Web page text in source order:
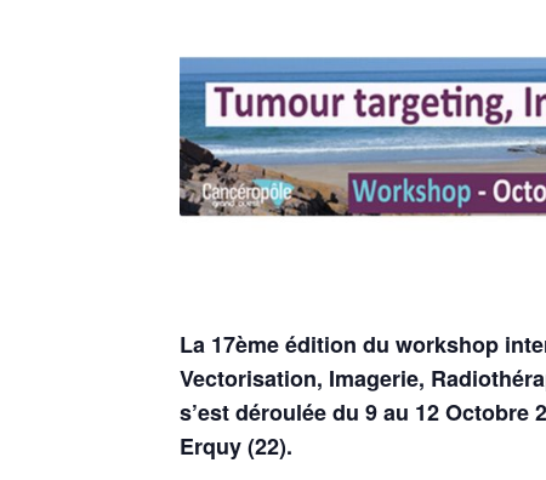
La 17ème édition du workshop
Vectorisation, Imagerie,
s’est déroulée du 9 au 12 Octobre
Erquy (22).